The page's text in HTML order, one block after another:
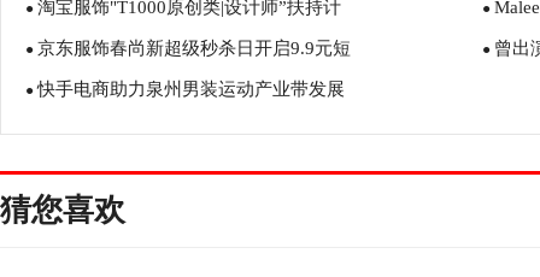
● 淘宝服饰"T1000原创类|设计师”扶持计 ●
● 京东服饰春尚新超级秒杀日开启9.9元短 ● 曾出
●快手电商助力泉州男装运动产业带发展
猜您喜欢